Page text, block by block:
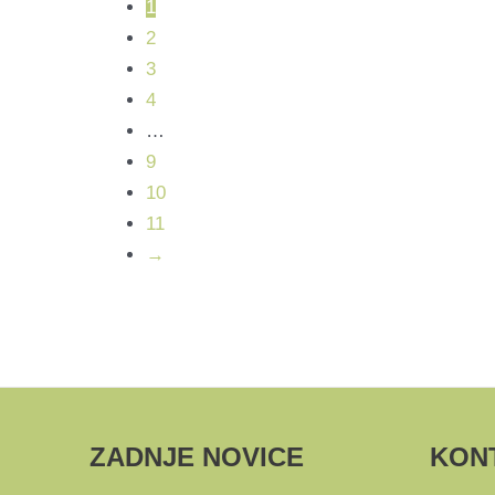
1
2
3
4
…
9
10
11
→
ZADNJE NOVICE